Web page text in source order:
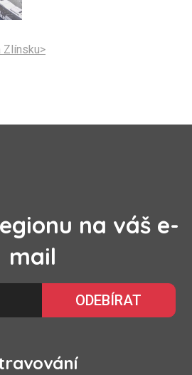
Zlínsku>
na váš e-
mail
ODEBÍRAT